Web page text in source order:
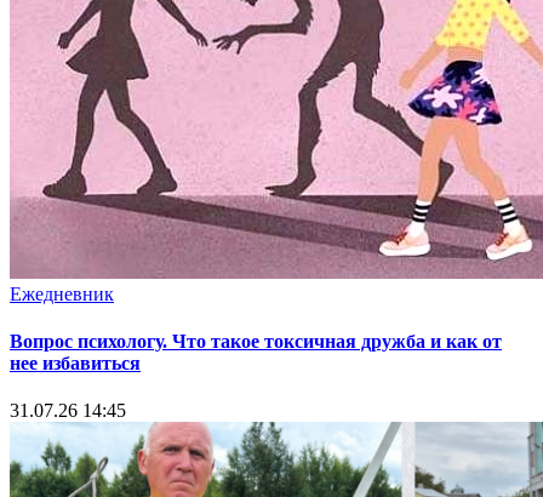
Ежедневник
Вопрос психологу. Что такое токсичная дружба и как от
нее избавиться
31.07.26 14:45